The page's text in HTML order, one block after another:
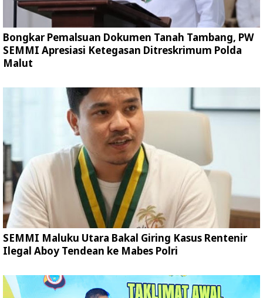
Bongkar Pemalsuan Dokumen Tanah Tambang, PW
SEMMI Apresiasi Ketegasan Ditreskrimum Polda
Malut
SEMMI Maluku Utara Bakal Giring Kasus Rentenir
Ilegal Aboy Tendean ke Mabes Polri